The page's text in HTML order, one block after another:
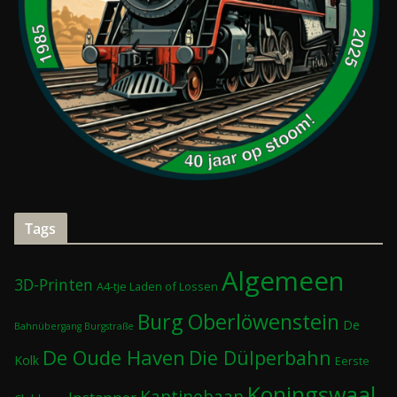
Tags
3D-Printen A4-tje Laden of Lossen Algemeen
Bahnübergang Burgstraße Burg Oberlöwenstein De
Kolk De Oude Haven Die Dülperbahn Eerste